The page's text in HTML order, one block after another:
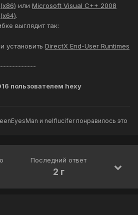
или Microsoft Visual C++ 2008
.
выглядит так:
установить DirectX End-User Runtimes
пользователем hexy
и nelfluciferпонравилось это
Последний ответ
2 г